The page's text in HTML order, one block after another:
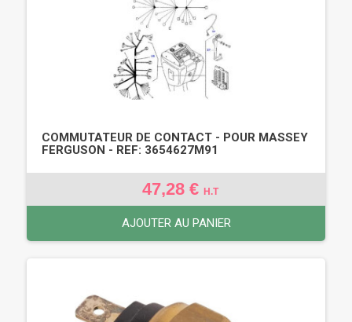
COMMUTATEUR DE CONTACT - POUR MASSEY
FERGUSON - REF: 3654627M91
47,28 € H.T
AJOUTER AU PANIER